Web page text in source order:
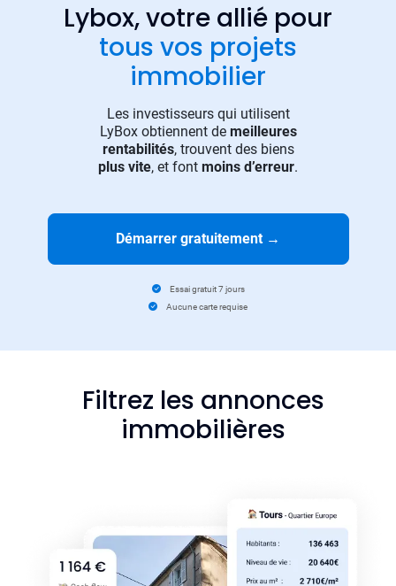
Lybox, votre allié pour
tous vos projets
immobilier
Les investisseurs qui utilisent
LyBox obtiennent de meilleures
rentabilités, trouvent des biens
plus vite, et font moins d’erreur.
Démarrer gratuitement →
Essai gratuit 7 jours
Aucune carte requise
Filtrez les annonces
immobilières